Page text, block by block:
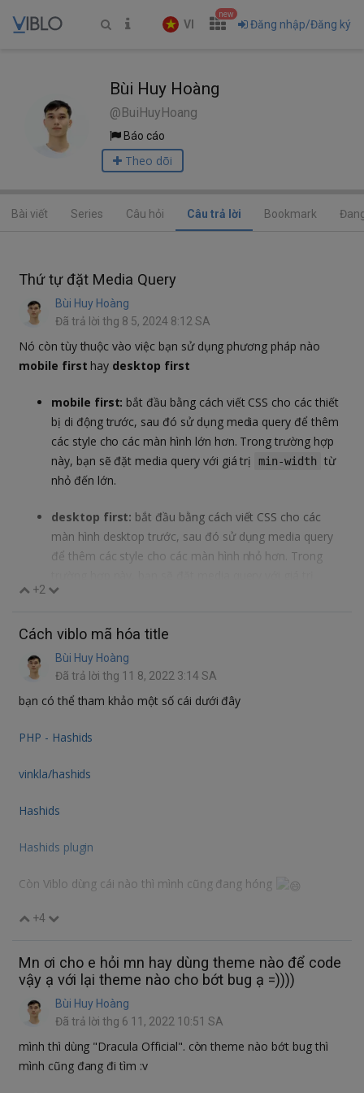
VI
new
Đăng nhập/Đăng ký
Bùi Huy Hoàng
@BuiHuyHoang
Báo cáo
Theo dõi
Bài viết Series Câu hỏi Câu trả lời Bookmark
Thứ tự đặt Media Query
Bùi Huy Hoàng
Đã trả lời thg 8 5, 2024 8:12 SA
Nó còn tùy thuộc vào việc bạn sử dụng phương pháp nào
mobile first hay desktop first
mobile first: bắt đầu bằng cách viết CSS cho các thiết
bị di động trước, sau đó sử dụng media query để thêm
các style cho các màn hình lớn hơn. Trong trường hợp
này, bạn sẽ đặt media query với giá trị
min-width
từ
nhỏ đến lớn.
desktop first: bắt đầu bằng cách viết CSS cho các
màn hình desktop trước, sau đó sử dụng media query
để thêm các style cho các màn hình nhỏ hơn. Trong
max-width
+2
Cách viblo mã hóa title
Bùi Huy Hoàng
Đã trả lời thg 11 8, 2022 3:14 SA
bạn có thể tham khảo một số cái dưới đây
PHP - Hashids
vinkla/hashids
Hashids
Hashids plugin
Còn Viblo dùng cái nào thì mình cũng đang hóng
+4
Mn ơi cho e hỏi mn hay dùng theme nào để code
vậy ạ với lại theme nào cho bớt bug ạ =))))
Bùi Huy Hoàng
Đã trả lời thg 6 11, 2022 10:51 SA
mình thì dùng "Dracula Official". còn theme nào bớt bug thì
mình cũng đang đi tìm :v